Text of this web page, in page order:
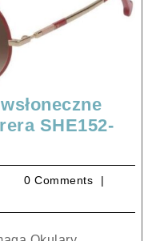
SHE152-
modraszek
0 Comments